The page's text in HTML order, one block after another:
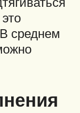
среднем